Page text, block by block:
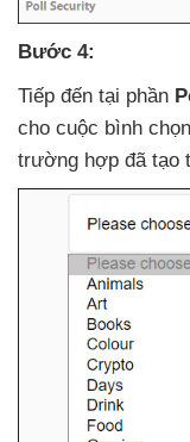
Bước 4:
Tiếp đến tại phần
cho cuộc bình
trường hợp đã tạo